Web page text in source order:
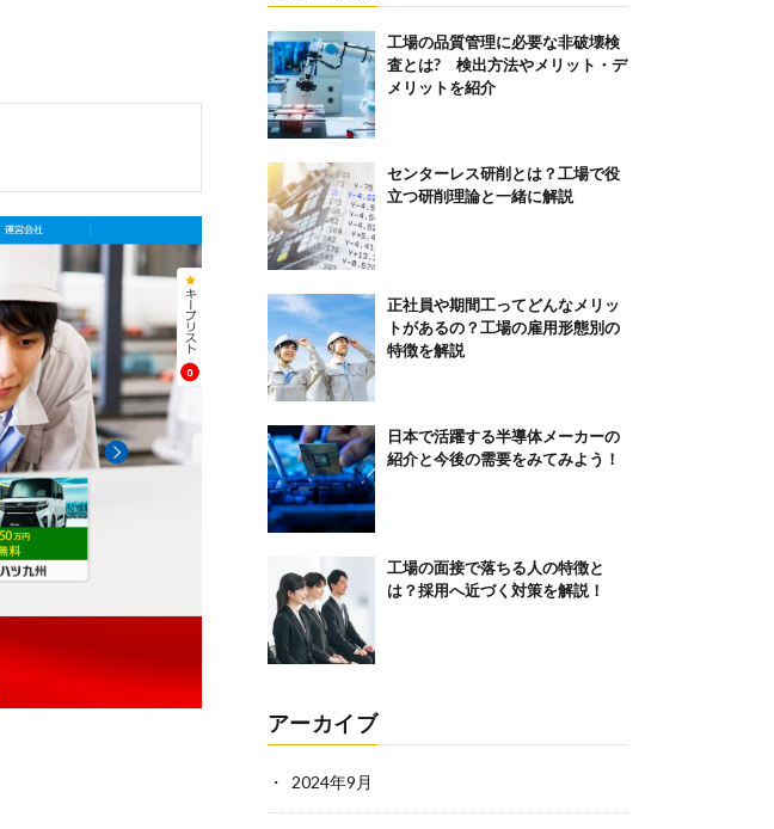
工場の品質管理に必要な非破壊検
査とは? 検出方法やメリット・デ
メリットを紹介
センターレス研削とは？工場で役
立つ研削理論と一緒に解説
正社員や期間工ってどんなメリッ
トがあるの？工場の雇用形態別の
特徴を解説
日本で活躍する半導体メーカーの
紹介と今後の需要をみてみよう！
工場の面接で落ちる人の特徴と
は？採用へ近づく対策を解説！
アーカイブ
2024年9月